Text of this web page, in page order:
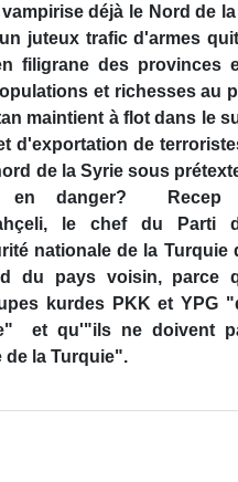
déjà le Nord de la
juteux trafic d'armes
filigrane des provinces
et richesses au
maintient à flot dans le
d'exportation de
de la Syrie sous
en danger?
Recep
le chef du Parti
nationale de la Turquie
du pays voisin, parce
kurdes PKK et YPG
et qu'"ils ne doivent
de la Turquie".